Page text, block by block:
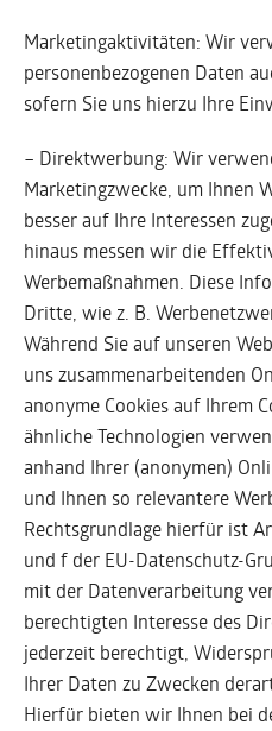
Marketingaktivitäten: Wir
personenbezogenen Daten
sofern Sie uns hierzu Ihre
– Direktwerbung: Wir
Marketingzwecke, um Ihnen
besser auf Ihre Interessen
hinaus messen wir die
Werbemaßnahmen. Diese
Dritte, wie z. B.
Während Sie auf unseren
uns zusammenarbeitenden
anonyme Cookies auf Ihrem
ähnliche Technologien
anhand Ihrer (anonymen)
und Ihnen so relevantere
Rechtsgrundlage hierfür ist
und f der EU-Datenschutz-
mit der Datenverarbeitung
berechtigten Interesse des
jederzeit berechtigt,
Ihrer Daten zu Zwecken
Hierfür bieten wir Ihnen bei